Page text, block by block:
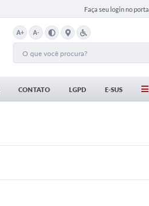
Faça seu login no portal
A+ A-
CONTATO LGPD E-SUS